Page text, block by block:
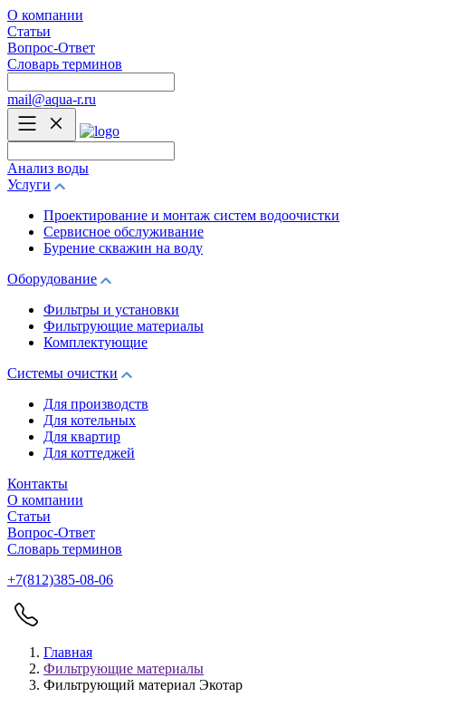
О компании
Статьи
Вопрос-Ответ
Словарь терминов
mail@aqua-r.ru
Анализ воды
Услуги
Проектирование и монтаж систем водоочистки
Сервисное обслуживание
Бурение скважин на воду
Оборудование
Фильтры и установки
Фильтрующие материалы
Комплектующие
Системы очистки
Для производств
Для котельных
Для квартир
Для коттеджей
Контакты
О компании
Статьи
Вопрос-Ответ
Словарь терминов
+7(812)385-08-06
Главная
Фильтрующие материалы
Фильтрующий материал Экотар